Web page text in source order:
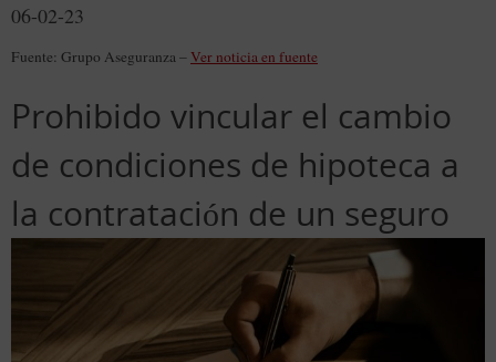
06-02-23
Fuente: Grupo Aseguranza –Ver noticia en fuente
Prohibido vincular el cambio
de condiciones de hipoteca a
la contratación de un seguro